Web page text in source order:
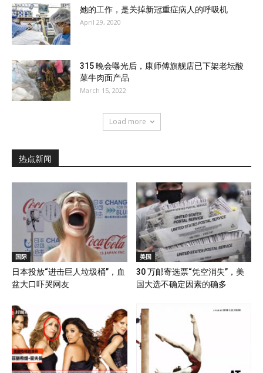
她的工作，是关掉新冠重症病人的呼吸机
April 29, 2020
315 晚会曝光后，康师傅旗舰店已下架老坛酸
菜牛肉面产品
March 15, 2022
Load more
热点新闻
国际
日本投放“进击巨人垃圾桶”，血
盆大口吓哭网友
美国
30 万邮寄选票“凭空消失”，美
国大选不确定因素的确多